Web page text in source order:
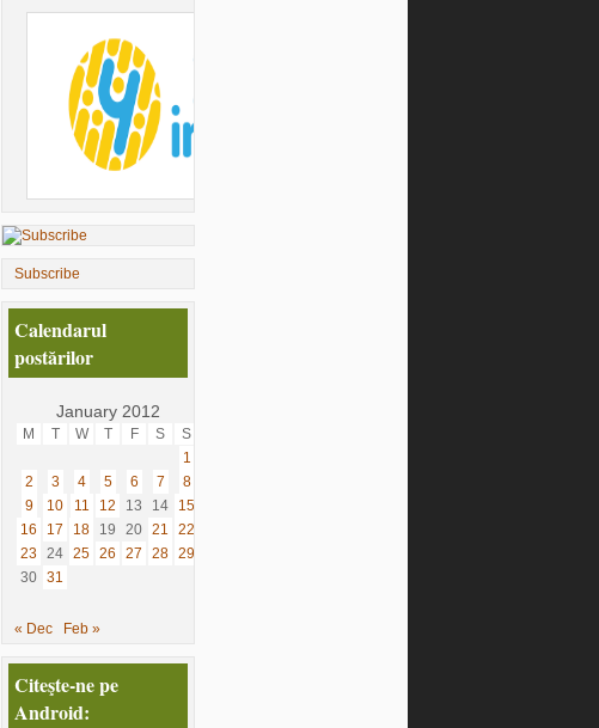
Subscribe
Calendarul
postărilor
January 2012
M T W T F S
S
1
2
3 4 5 6 7
8
9
10 11 12 13 14
15
16
17 18 19 20 21
22
23 24 25 26 27 28 29
30 31
« Dec Feb »
Citeşte-ne pe
Android: